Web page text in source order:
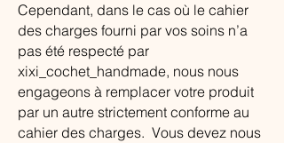
Cependant, dans le cas où le cahier
des charges fourni par vos soins n’a
pas été respecté par
xixi_cochet_handmade, nous nous
engageons à remplacer votre produit
par un autre strictement conforme au
cahier des charges. Vous devez nous